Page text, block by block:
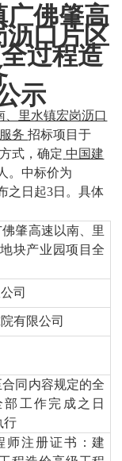
广佛肇高
沥口片区
过程造
示
、里水镇宏岗沥口
务招标项目于
式，确定 中国建
。中标价为
之日起3日。具体
肇高速以南、里
块产业园项目全
司
有限公司
同内容规定的全
工作完成之日
行
师注册证书：建